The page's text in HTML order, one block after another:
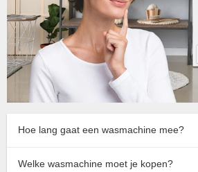
Hoe lang gaat een wasmachine mee?
Welke wasmachine moet je kopen?